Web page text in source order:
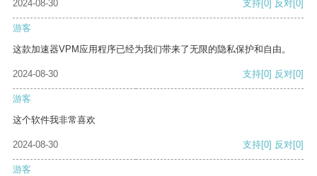
2024-08-30 支持 [0] 反对 [0]
游客
这款加速器VPM应用程序已经为我们带来了无限的隐私保护和自由。
2024-08-30 支持[0] 反对[0]
游客
这个软件我非常喜欢
2024-08-30 支持[0] 反对[0]
游客